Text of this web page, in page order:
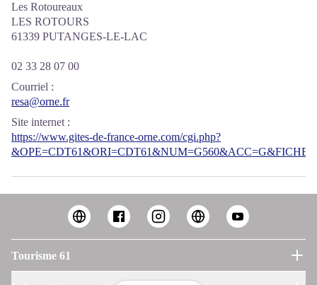
Les Rotoureaux
LES ROTOURS
61339 PUTANGES-LE-LAC
02 33 28 07 00
Courriel :
resa@orne.fr
Site internet :
https://www.gites-de-france-orne.com/cgi.php?
Tourisme 61